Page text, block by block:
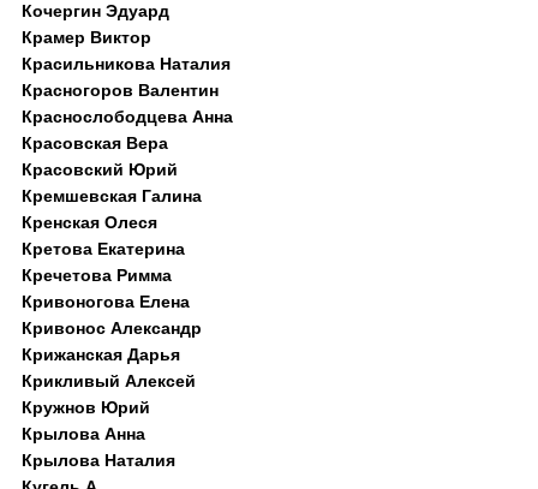
Кочергин Эдуард
Крамер Виктор
Красильникова Наталия
Красногоров Валентин
Краснослободцева Анна
Красовская Вера
Красовский Юрий
Кремшевская Галина
Кренская Олеся
Кретова Екатерина
Кречетова Римма
Кривоногова Елена
Кривонос Александр
Крижанская Дарья
Крикливый Алексей
Кружнов Юрий
Крылова Анна
Крылова Наталия